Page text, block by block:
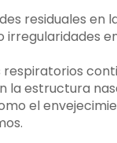
residuales en
irregularidades
la estructura
el